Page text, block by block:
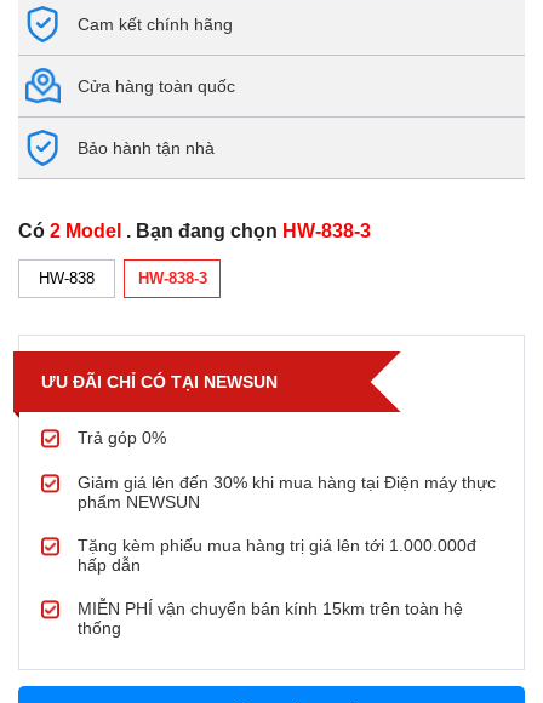
Cam kết chính hãng
Cửa hàng toàn quốc
Bảo hành tận nhà
Có 2 Model . Bạn đang chọn HW-838-3
HW-838 HW-838-3
ƯU ĐÃI CHỈ CÓ TẠI NEWSUN
Trả góp 0%
Giảm giá lên đến 30% khi mua hàng tại Điện máy thực
phẩm NEWSUN
Tặng kèm phiếu mua hàng trị giá lên tới 1.000.000đ
hấp dẫn
MIỄN PHÍ vận chuyển bán kính 15km trên toàn hệ
thống